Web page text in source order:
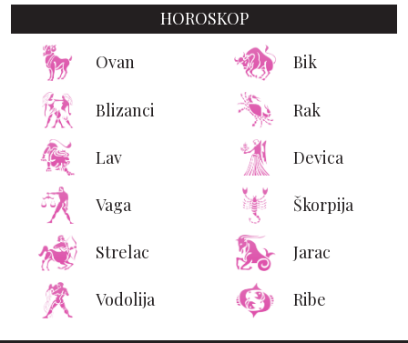
HOROSKOP
Ovan Bik
Blizanci Rak
Lav Devica
Vaga Škorpija
Strelac Jarac
Vodolija Ribe